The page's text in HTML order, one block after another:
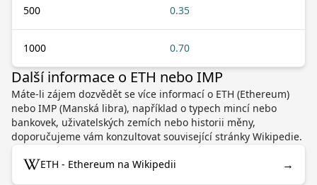
500 0.35
1000 0.70
Další informace o ETH nebo IMP
Máte-li zájem dozvědět se více informací o ETH (Ethereum)
nebo IMP (Manská libra), například o typech mincí nebo
bankovek, uživatelských zemích nebo historii měny,
doporučujeme vám konzultovat související stránky Wikipedie.
ETH - Ethereum na Wikipedii →